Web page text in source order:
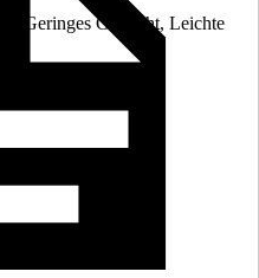
Geringes Gewicht, Leichte
Wellplatte,